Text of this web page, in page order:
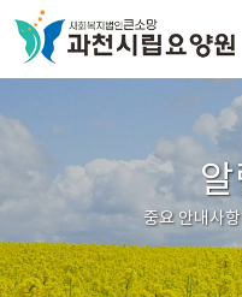
중요 안내사